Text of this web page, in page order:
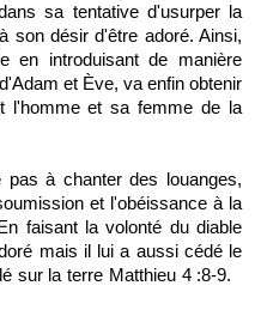
sa tentative d'usurper la
son désir d'être adoré. Ainsi,
en introduisant de manière
et Ève, va enfin obtenir
l'homme et sa femme de la
pas à chanter des louanges,
et l'obéissance à la
faisant la volonté du diable
mais il lui a aussi cédé le
sur la terre Matthieu 4 :8-9.